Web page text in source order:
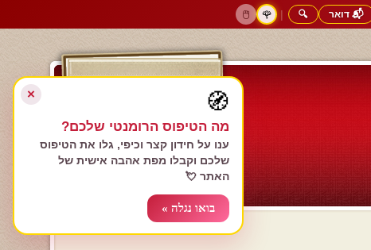
📬 דואר 🔍
|
🌹
🖱️
הרשם עכשיו
התחבר